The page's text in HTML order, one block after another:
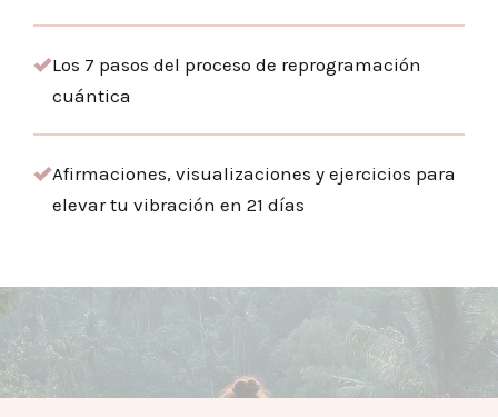
Los 7 pasos del proceso de reprogramación
cuántica
Afirmaciones, visualizaciones y ejercicios para
elevar tu vibración en 21 días